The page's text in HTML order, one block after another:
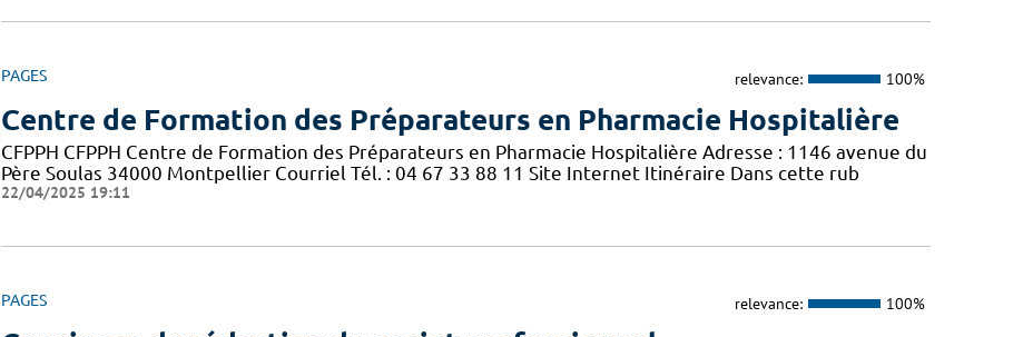
PAGES relevance: 100%
Centre de Formation des Préparateurs en Pharmacie Hospitalière
CFPPH CFPPH Centre de Formation des Préparateurs en Pharmacie Hospitalière Adresse : 1146 avenue du
Père Soulas 34000 Montpellier Courriel Tél. : 04 67 33 88 11 Site Internet Itinéraire Dans cette rub
22/04/2025 19:11
PAGES relevance: 100%